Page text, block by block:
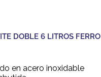
DOBLE 6 LITROS FERRO
en acero inoxidable